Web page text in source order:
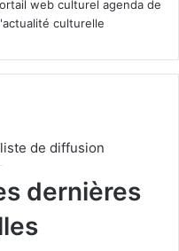
web culturel agenda de
culturelle
de diffusion
dernières